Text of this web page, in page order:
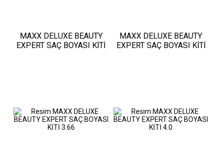
MAXX DELUXE BEAUTY
EXPERT SAÇ BOYASI KİTİ
MAXX DELUXE BEAUTY
EXPERT SAÇ BOYASI KİTİ